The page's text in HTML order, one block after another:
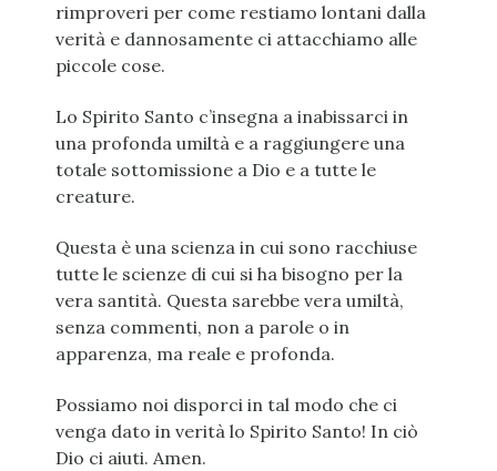
rimproveri per come restiamo lontani dalla
verità e dannosamente ci attacchiamo alle
piccole cose.
Lo Spirito Santo c’insegna a inabissarci in
una profonda umiltà e a raggiungere una
totale sottomissione a Dio e a tutte le
creature.
Questa è una scienza in cui sono racchiuse
tutte le scienze di cui si ha bisogno per la
vera santità. Questa sarebbe vera umiltà,
senza commenti, non a parole o in
apparenza, ma reale e profonda.
Possiamo noi disporci in tal modo che ci
venga dato in verità lo Spirito Santo! In ciò
Dio ci aiuti. Amen.